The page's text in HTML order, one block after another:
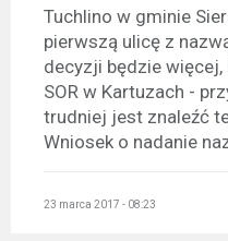
Tuchlino w gminie
pierwszą ulicę z
decyzji będzie
SOR w Kartuzach -
trudniej jest znaleźć
Wniosek o nadanie
23 marca 2017 - 08:23